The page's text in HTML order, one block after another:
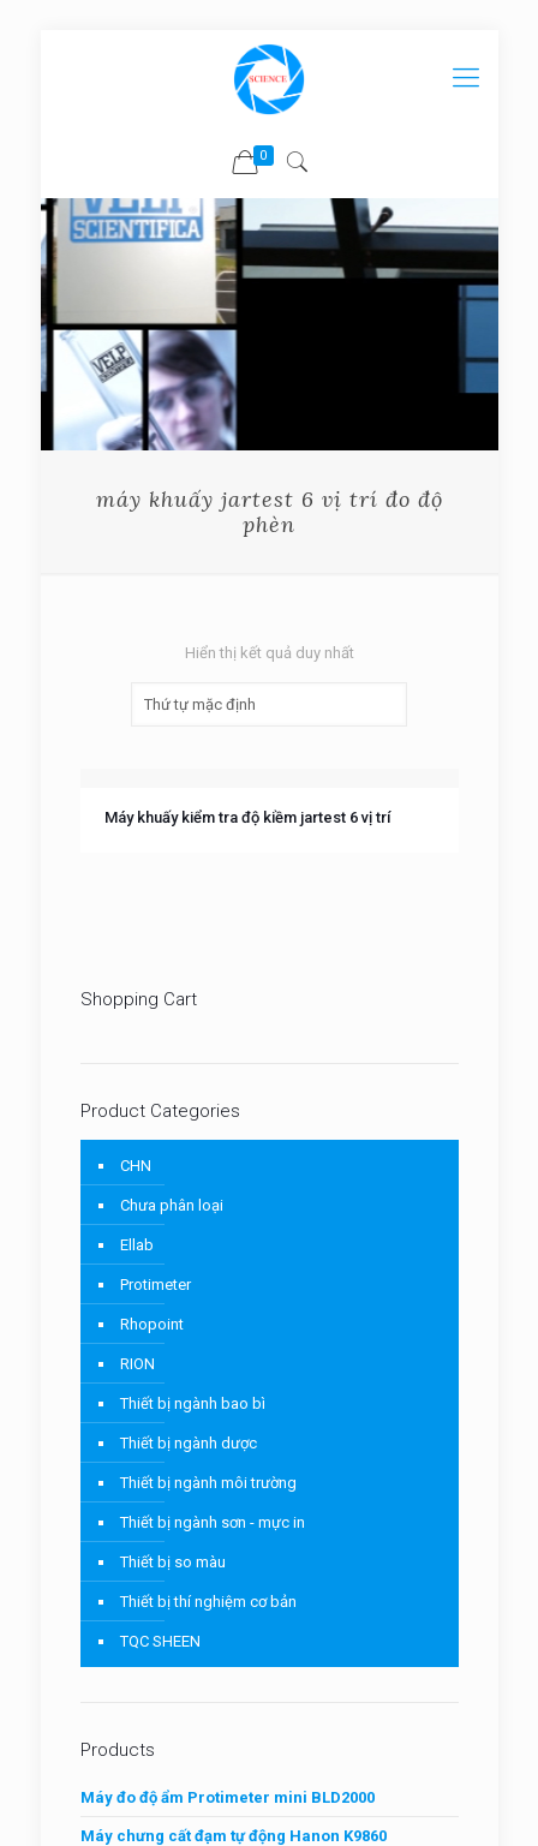
0
máy khuấy jartest 6 vị trí đo độ
phèn
Hiển thị kết quả duy nhất
Máy khuấy kiểm tra độ kiềm jartest 6 vị trí
Shopping Cart
Product Categories
CHN
Chưa phân loại
Ellab
Protimeter
Rhopoint
RION
Thiết bị ngành bao bì
Thiết bị ngành dược
Thiết bị ngành môi trường
Thiết bị ngành sơn - mực in
Thiết bị so màu
Thiết bị thí nghiệm cơ bản
TQC SHEEN
Products
Máy đo độ ẩm Protimeter mini BLD2000
Máy chưng cất đạm tự động Hanon K9860